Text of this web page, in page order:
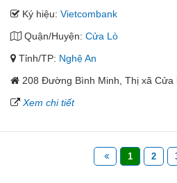
Ký hiệu: Vietcombank
Quận/Huyện: Cửa Lò
Tỉnh/TP: Nghệ An
208 Đường Bình Minh, Thị xã Cửa
Xem chi tiết
1 2